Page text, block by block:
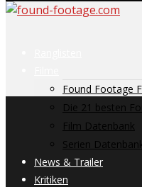
Found Footage
Die 21 besten
Film Datenbank
Serien
News & Trailer
Kritiken